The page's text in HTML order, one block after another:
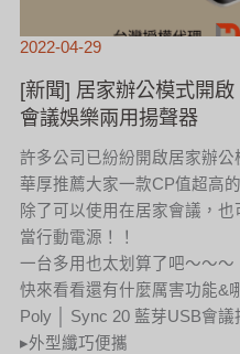
2022-04-29
[新聞] 居家辦公模式開
會議娛樂兩用揚聲器
許多公司已紛紛開啟居家辦公
華厚推薦大家一款CP值超高
除了可以使用在居家會議，
當行動電源！！
一台多用也太划算了吧～～～
快來看看還有什麼厲害功能&
Poly │ Sync 20 藍芽USB會議
▸外型纖巧便攜